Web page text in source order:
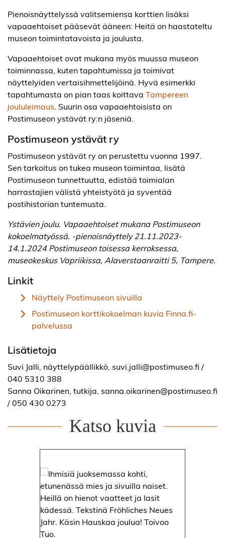
Pienoisnäyttelyssä valitsemiensa korttien lisäksi
vapaaehtoiset pääsevät ääneen: Heitä on haastateltu
museon toimintatavoista ja joulusta.
Vapaaehtoiset ovat mukana myös muussa museon
toiminnassa, kuten tapahtumissa ja toimivat
näyttelyiden vertaisihmettelijöinä. Hyvä esimerkki
tapahtumasta on pian taas koittava Tampereen
joululeimaus . Suurin osa vapaaehtoisista on
Postimuseon ystävät ry:n jäseniä.
Postimuseon ystävät ry
Postimuseon ystävät ry on perustettu vuonna 1997.
Sen tarkoitus on tukea museon toimintaa, lisätä
Postimuseon tunnettuutta, edistää toimialan
harrastajien välistä yhteistyötä ja syventää
postihistorian tuntemusta.
Ystävien joulu. Vapaaehtoiset mukana Postimuseon
kokoelmatyössä. -pienoisnäyttely 21.11.2023-
14.1.2024 Postimuseon toisessa kerroksessa,
museokeskus Vapriikissa, Alaverstaanraitti 5, Tampere.
Linkit
Näyttely Postimuseon sivuilla
Postimuseon korttikokoelman kuvia Finna.fi-
palvelussa
Lisätietoja
Suvi Jalli, näyttelypäällikkö, suvi.jalli@postimuseo.fi /
040 5310 388
Sanna Oikarinen, tutkija, sanna.oikarinen@postimuseo.fi
/ 050 430 0273
Katso kuvia